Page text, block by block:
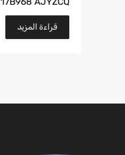
قراءة المزيد